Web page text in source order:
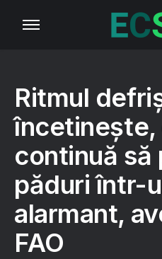
Ritmul
încetinește,
continuă să
păduri într-
alarmant,
FAO